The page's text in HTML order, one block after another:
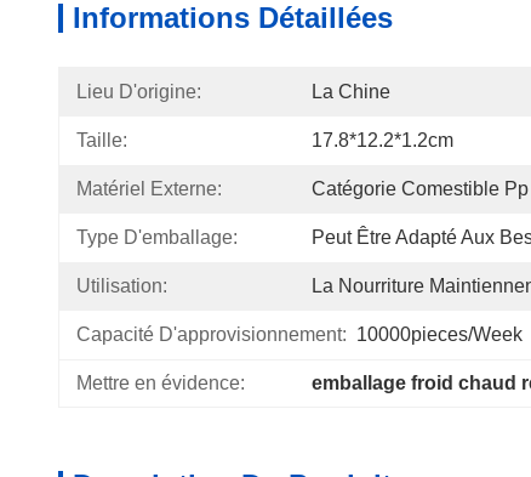
Informations Détaillées
Lieu D'origine: La Chine
Taille: 17.8*12.2*1.2cm
Matériel Externe: Catégorie Comestible Pp
Type D'emballage: Peut Être Adapté Aux
Utilisation: La Nourriture
Capacité D'approvisionnement: 10000pieces/week
Mettre en évidence: emballage froid chaud